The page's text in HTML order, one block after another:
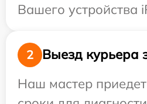
Вашего устройства
2
Выезд курьера
Наш мастер